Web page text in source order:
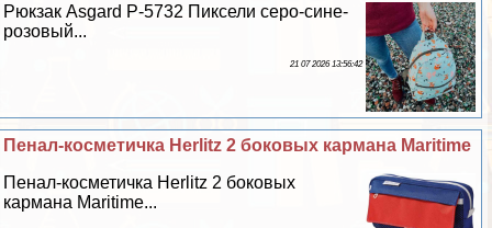
Рюкзак Asgard Р-5732 Пиксели серо-сине-
розовый...
21 07 2026 13:56:42
Пенал-косметичка Herlitz 2 боковых кармана Maritime
Пенал-косметичка Herlitz 2 боковых
кармана Maritime...